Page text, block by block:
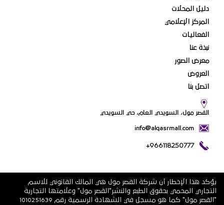
دليل المحلات
المركز الإعلامي
الفعاليات
نبذة عنا
معرض الصور
العروض
اتصل بنا
القصر مول، السويدي العام، حي السويدي
info@alqasrmall.com
+966118250777
يؤكد هذا الإخطار أن شركة القصر مول هي المالك القانوني للاسم
التجاري المحمي بحقوق الطبع والنشر"القصر مول" وعلامتها التجارية
"القصر مول" كما هو مسجل في الشهادة الرسمية رقم 1010251639